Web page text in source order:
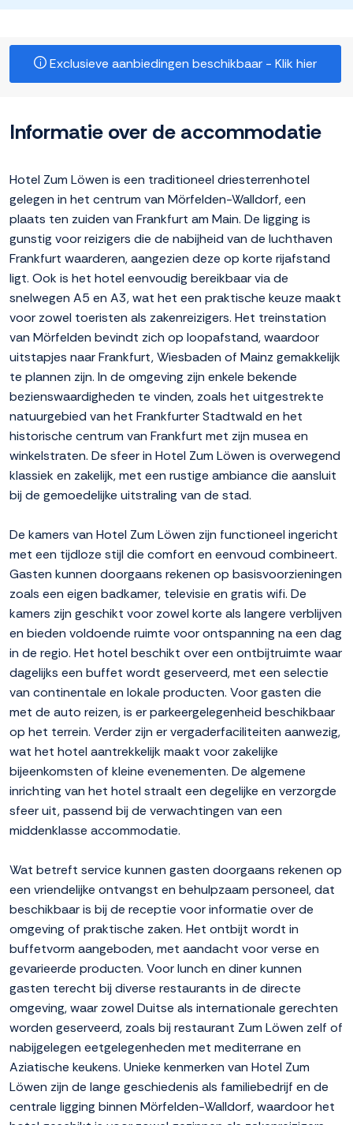
Exclusieve aanbiedingen beschikbaar - Klik hier
Informatie over de accommodatie
Hotel Zum Löwen is een traditioneel driesterrenhotel
gelegen in het centrum van Mörfelden-Walldorf, een
plaats ten zuiden van Frankfurt am Main. De ligging is
gunstig voor reizigers die de nabijheid van de luchthaven
Frankfurt waarderen, aangezien deze op korte rijafstand
ligt. Ook is het hotel eenvoudig bereikbaar via de
snelwegen A5 en A3, wat het een praktische keuze maakt
voor zowel toeristen als zakenreizigers. Het treinstation
van Mörfelden bevindt zich op loopafstand, waardoor
uitstapjes naar Frankfurt, Wiesbaden of Mainz gemakkelijk
te plannen zijn. In de omgeving zijn enkele bekende
bezienswaardigheden te vinden, zoals het uitgestrekte
natuurgebied van het Frankfurter Stadtwald en het
historische centrum van Frankfurt met zijn musea en
winkelstraten. De sfeer in Hotel Zum Löwen is overwegend
klassiek en zakelijk, met een rustige ambiance die aansluit
bij de gemoedelijke uitstraling van de stad.
De kamers van Hotel Zum Löwen zijn functioneel ingericht
met een tijdloze stijl die comfort en eenvoud combineert.
Gasten kunnen doorgaans rekenen op basisvoorzieningen
zoals een eigen badkamer, televisie en gratis wifi. De
kamers zijn geschikt voor zowel korte als langere verblijven
en bieden voldoende ruimte voor ontspanning na een dag
in de regio. Het hotel beschikt over een ontbijtruimte waar
dagelijks een buffet wordt geserveerd, met een selectie
van continentale en lokale producten. Voor gasten die
met de auto reizen, is er parkeergelegenheid beschikbaar
op het terrein. Verder zijn er vergaderfaciliteiten aanwezig,
wat het hotel aantrekkelijk maakt voor zakelijke
bijeenkomsten of kleine evenementen. De algemene
inrichting van het hotel straalt een degelijke en verzorgde
sfeer uit, passend bij de verwachtingen van een
middenklasse accommodatie.
Wat betreft service kunnen gasten doorgaans rekenen op
een vriendelijke ontvangst en behulpzaam personeel, dat
beschikbaar is bij de receptie voor informatie over de
omgeving of praktische zaken. Het ontbijt wordt in
buffetvorm aangeboden, met aandacht voor verse en
gevarieerde producten. Voor lunch en diner kunnen
gasten terecht bij diverse restaurants in de directe
omgeving, waar zowel Duitse als internationale gerechten
worden geserveerd, zoals bij restaurant Zum Löwen zelf of
nabijgelegen eetgelegenheden met mediterrane en
Aziatische keukens. Unieke kenmerken van Hotel Zum
Löwen zijn de lange geschiedenis als familiebedrijf en de
centrale ligging binnen Mörfelden-Walldorf, waardoor het